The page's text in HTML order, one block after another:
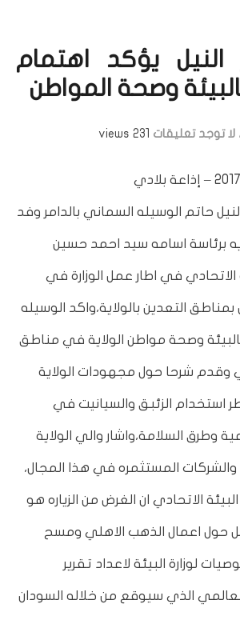
يؤكد اهتمام
وصحة المواطن
لا توجد تعليقات 231 views
حاتم الوسيله السماني بالدامر وفد
برئاسة اسامه سيد احمد حسين
الاتحادي في اطار عمل الوزارة في
التعدين بالولاية،واكد الوسيله
وصحة مواطن الولاية في مناطق
وقدم شرحا حول مجهودات الولاية
استخدام الزئبق والسيانيت في
وطرق السلامة،واشار والي الولاية
المستثمره في هذا المجال،
الاتحادي ان الغرض من الزياره هو
حول اعمال الذهب الاهلي ومسح
لوزارة البيئة لاعداد تقرير
الذي سيوقع من خلاله السودان